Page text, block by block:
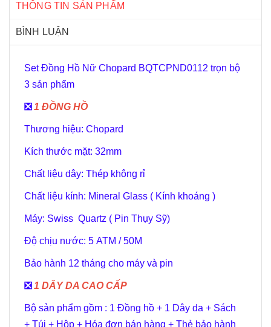
THÔNG TIN SẢN PHẨM
BÌNH LUẬN
Set Đồng Hồ Nữ Chopard BQTCPND0112 trọn bộ
3 sản phẩm
️❎ 1 ĐỒNG HỒ
Thương hiệu: Chopard
Kích thước mặt: 32mm
Chất liệu dây: Thép không rỉ
Chất liệu kính: Mineral Glass ( Kính khoáng )
Máy: Swiss Quartz ( Pin Thụy Sỹ)
Độ chịu nước: 5 ATM / 50M
Bảo hành 12 tháng cho máy và pin
️❎ 1 DÂY DA CAO CẤP
Bộ sản phẩm gồm : 1 Đồng hồ + 1 Dây da + Sách
+ Túi + Hộp + Hóa đơn bán hàng + Thẻ bảo hành